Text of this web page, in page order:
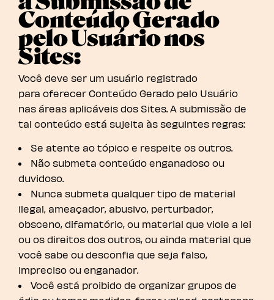
Conteúdo Gerado
pelo Usuário nos
Sites:
Você deve ser um usuário registrado
para oferecer Conteúdo Gerado pelo Usuário
nas áreas aplicáveis dos Sites. A submissão de
tal conteúdo está sujeita às seguintes regras:
Se atente ao tópico e respeite os outros.
Não submeta conteúdo enganadoso ou
duvidoso.
Nunca submeta qualquer tipo de material
ilegal, ameaçador, abusivo, perturbador,
obsceno, difamatório, ou material que viole a lei
ou os direitos dos outros, ou ainda material que
você sabe ou desconfia que seja falso,
impreciso ou enganador.
Você está proibido de organizar grupos de